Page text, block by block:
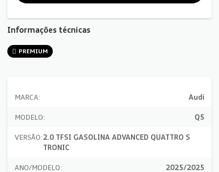
Informações técnicas
PREMIUM
MARCA: Audi
MODELO: Q5
VERSÃO:2.0 TFSI GASOLINA ADVANCED QUATTRO S
TRONIC
ANO/MODELO: 2025/2025